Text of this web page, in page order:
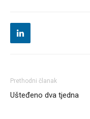
Prethodni članak
Ušteđeno dva tjedna